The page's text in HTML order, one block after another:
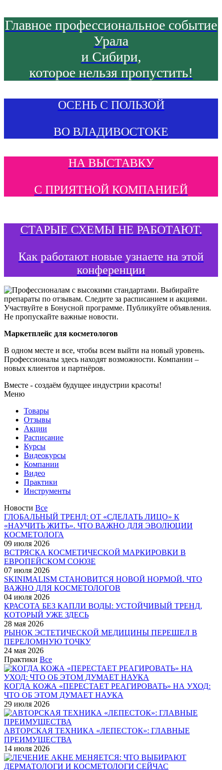
Главное профессиональное событие
Урала
и Сибири,
которое нельзя пропустить!
ОСЕНЬ С ПОЛЬЗОЙ
ВО ВЛАДИВОСТОКЕ
НА ВЫСТАВКУ
С ПРИЯТНОЙ КОМПАНИЕЙ
СТАРЫЕ СХЕМЫ НЕ РАБОТАЮТ.
Как работают новые узнаете на этой
конференции
Маркетплейс для косметологов
В одном месте и все, чтобы всем выйти на новый уровень.
Профессионалы здесь находят возможности. Компании –
новых клиентов и партнёров.
Вместе - создаём будущее индустрии красоты!
Меню
Товары
Отзывы
Акции
Расписание
Курсы
Видеокурсы
Компании
Видео
Практики
Инструменты
Новости Все
ГЛОБАЛЬНЫЙ ТРЕНД: ОТ «СДЕЛАТЬ ЛИЦО» К
«НАУЧИТЬ ЖИТЬ». ЧТО ВАЖНО ДЛЯ ЭВОЛЮЦИИ
КОСМЕТОЛОГА
09 июля 2026
ВСТРЯСКА КОСМЕТИЧЕСКОЙ МАРКИРОВКИ В
ЕВРОПЕЙСКОМ СОЮЗЕ
07 июля 2026
SKINIMALISM СТАНОВИТСЯ НОВОЙ НОРМОЙ. ЧТО
ВАЖНО ДЛЯ КОСМЕТОЛОГОВ
04 июля 2026
КРАСОТА БЕЗ КАПЛИ ВОДЫ: УСТОЙЧИВЫЙ ТРЕНД,
КОТОРЫЙ УЖЕ ЗДЕСЬ
28 мая 2026
РЫНОК ЭСТЕТИЧЕСКОЙ МЕДИЦИНЫ ПЕРЕШЕЛ В
ПЕРЕЛОМНУЮ ТОЧКУ
24 мая 2026
Практики Все
КОГДА КОЖА «ПЕРЕСТАЕТ РЕАГИРОВАТЬ» НА УХОД:
ЧТО ОБ ЭТОМ ДУМАЕТ НАУКА
29 июля 2026
АВТОРСКАЯ ТЕХНИКА «ЛЕПЕСТОК»: ГЛАВНЫЕ
ПРЕИМУЩЕСТВА
14 июля 2026